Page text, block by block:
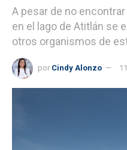
A pesar de no
en el lago de Atitlán se
otros organismos de
por Cindy Alonzo